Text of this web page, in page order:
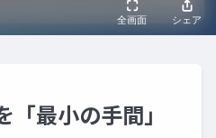
「最小の手間」